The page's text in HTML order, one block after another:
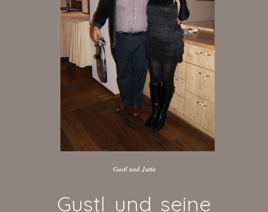
Gustl und Jutta
Gustl und seine